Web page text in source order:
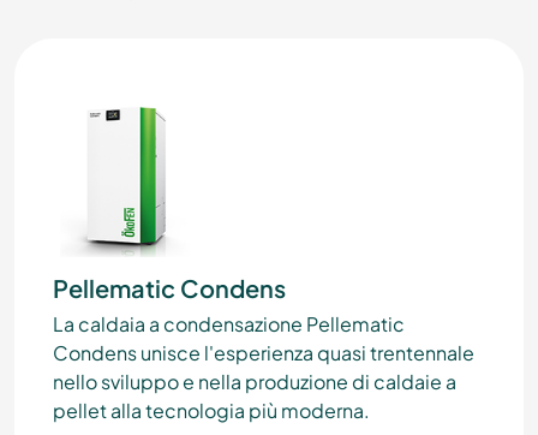
Pellematic Condens
La caldaia a condensazione Pellematic
Condens unisce l'esperienza quasi trentennale
nello sviluppo e nella produzione di caldaie a
pellet alla tecnologia più moderna.